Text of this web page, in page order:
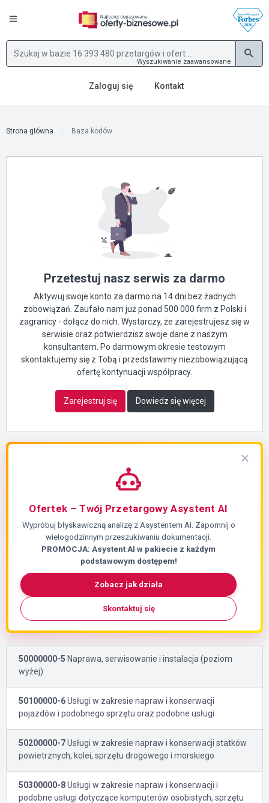
Wyszukiwanie zaawansowane
Zaloguj się Kontakt
Strona główna Baza kodów
Przetestuj nasz serwis za darmo
Aktywuj swoje konto za darmo na 14 dni bez żadnych
zobowiązań. Zaufało nam już ponad 500 000 firm z Polski i
zagranicy - dołącz do nich. Wystarczy, że zarejestrujesz się w
serwisie oraz potwierdzisz swoje dane z naszym
konsultantem. Po darmowym okresie testowym
skontaktujemy się z Tobą i przedstawimy niezobowiązującą
ofertę kontynuacji współpracy.
Zarejestruj się Dowiedz się więcej
Ofertek – Twój Przetargowy Asystent AI
Wypróbuj błyskawiczną analizę z Asystentem AI. Zapomnij o
wielogodzinnym przeszukiwaniu dokumentacji.
PROMOCJA: Asystent AI w pakiecie z każdym
podstawowym dostępem!
Zobacz jak działa
Skontaktuj się
50000000-5 Naprawa, serwisowanie i instalacja (poziom
wyżej)
50100000-6Usługi w zakresie napraw i konserwacji
pojazdów i podobnego sprzętu oraz podobne usługi
50200000-7Usługi w zakresie napraw i konserwacji statków
powietrznych, kolei, sprzętu drogowego i morskiego
50300000-8Usługi w zakresie napraw i konserwacji i
podobne usługi dotyczące komputerów osobistych, sprzętu